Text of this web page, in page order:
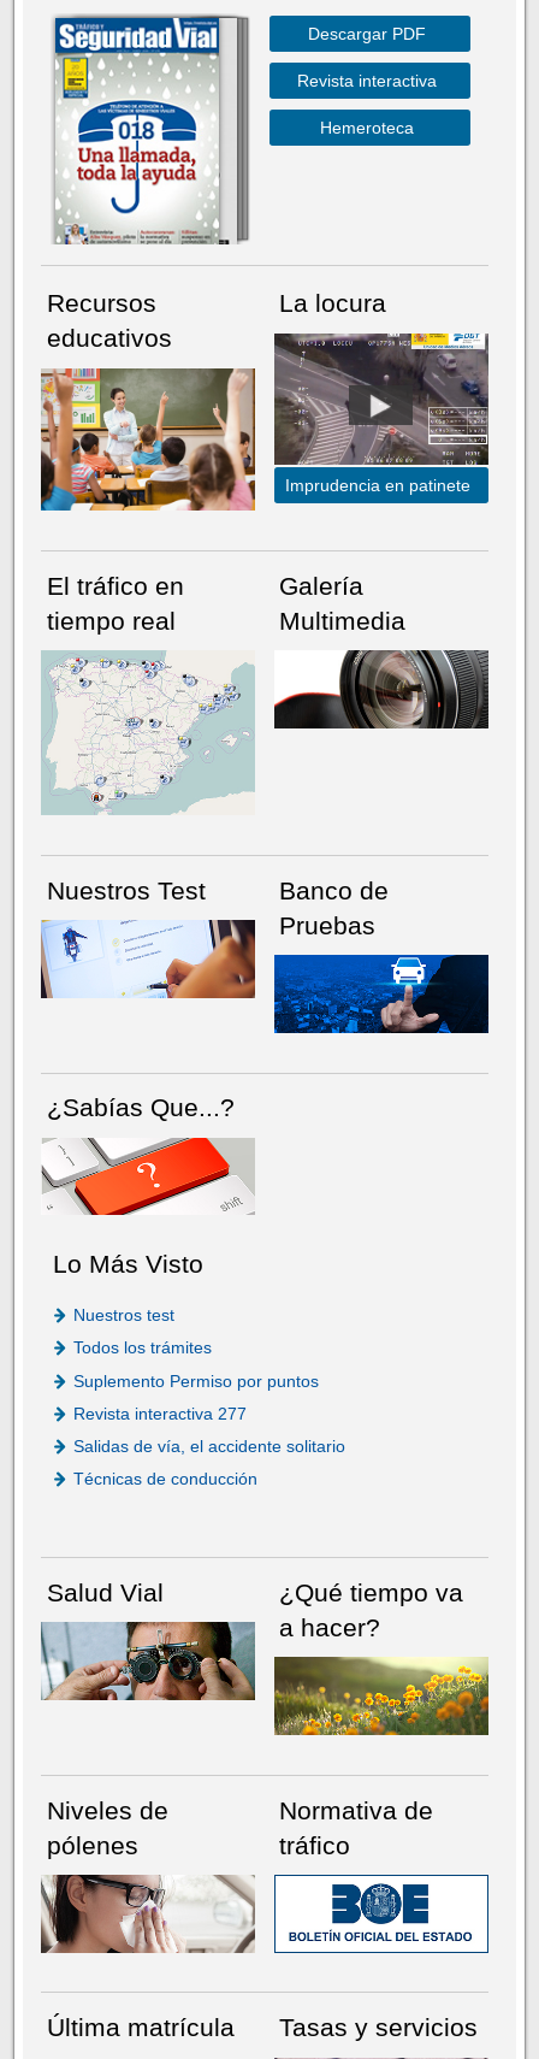
NÚMERO ACTUALHEMEROTECA
Descargar PDF
Revista interactiva
Hemeroteca
Recursos
educativos
La locura
Imprudencia en patinete
El tráfico en
tiempo real
Galería
Multimedia
Nuestros Test
Banco de
Pruebas
¿Sabías Que...?
Lo Más Visto
Nuestros test
Todos los trámites
Suplemento Permiso por puntos
Revista interactiva 277
Salidas de vía, el accidente solitario
Técnicas de conducción
Salud Vial
¿Qué tiempo va
a hacer?
Niveles de
pólenes
Normativa de
tráfico
Última matrícula
Tasas y servicios